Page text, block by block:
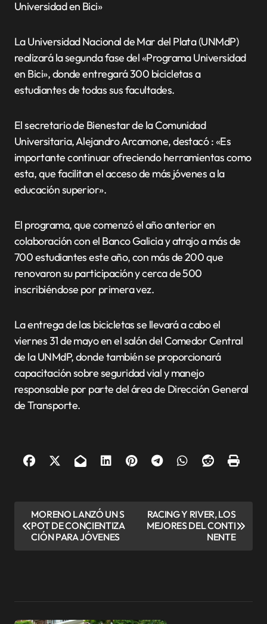
Universidad en Bici»
La Universidad Nacional de Mar del Plata (UNMdP)
realizará la segunda fase del «Programa Universidad
en Bici», donde entregará 300 bicicletas a
estudiantes de todas sus facultades.
El secretario de Bienestar de la Comunidad
Universitaria, Alejandro Arcamone, destacó : «Es
importante continuar ofreciendo herramientas como
esta, que facilitan el acceso de más jóvenes a la
educación superior».
El programa, que comenzó el año anterior en
colaboración con el Banco Galicia y atrajo a más de
700 estudiantes este año, con más de 200 que
renovaron su participación y cerca de 500
inscribiéndose por primera vez.
La entrega de las bicicletas se llevará a cabo el
viernes 31 de mayo en el salón del Comedor Central
de la UNMdP, donde también se proporcionará
capacitación sobre seguridad vial y manejo
responsable por parte del área de Dirección General
de Transporte.
a
MORENO LANZÓ UN S
POT DE CONCIENTIZA
CIÓN PARA JÓVENES
RACING Y RIVER, LOS
MEJORES DEL CONTI
NENTE